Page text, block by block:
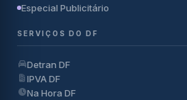
Especial Publicitário
SERVIÇOS DO DF
Detran DF
IPVA DF
Na Hora DF